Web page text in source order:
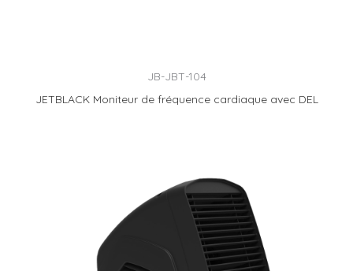
JB-JBT-104
JETBLACK Moniteur de fréquence cardiaque avec DEL